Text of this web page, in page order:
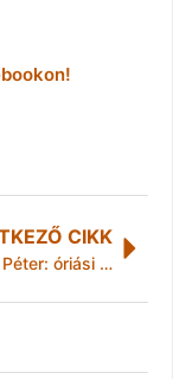
CIKK
Szijjártó Péter: óriási hibát követnek el a migrációt ösztönző nemzetközi intézmények